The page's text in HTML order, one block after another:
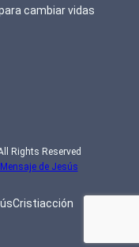
cambiar vidas
Rights Reserved
de Jesús
Cristiacción